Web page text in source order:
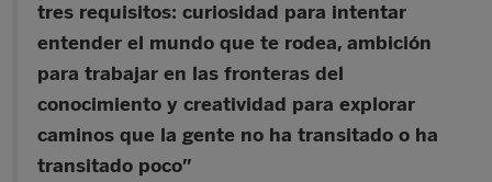
tres requisitos: curiosidad para intentar
entender el mundo que te rodea, ambición
para trabajar en las fronteras del
conocimiento y creatividad para explorar
caminos que la gente no ha transitado o ha
transitado poco”